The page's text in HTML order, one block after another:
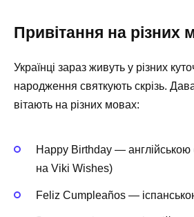
Привітання на різних
Українці зараз живуть у різних
народження святкують скрізь.
вітають на різних мовах:
Happy Birthday — англійською
на Viki Wishes)
Feliz Cumpleaños —